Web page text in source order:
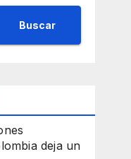
Buscar
deja un